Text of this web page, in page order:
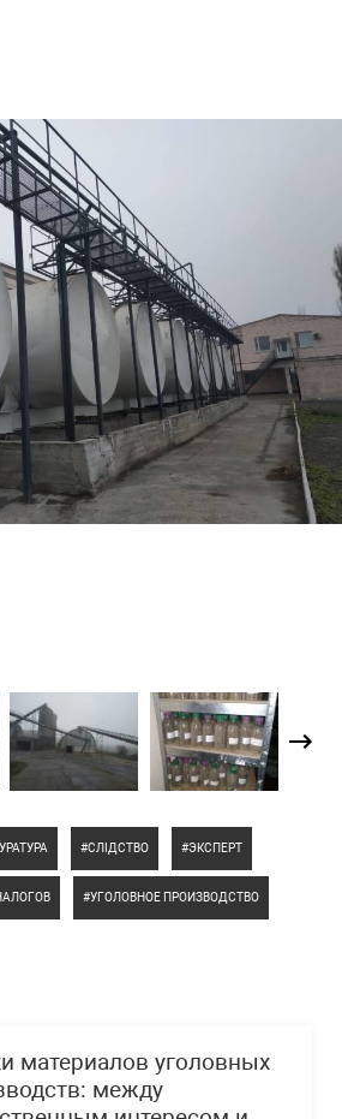
СЛІДСТВО ЭКСПЕРТ
УГОЛОВНОЕ ПРОИЗВОДСТВО
материалов уголовных
между